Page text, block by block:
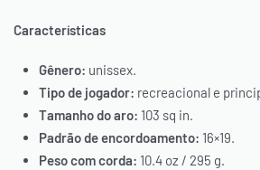
Características
Gênero: unissex.
Tipo de jogador: recreacional e
Tamanho do aro: 103 sq in.
Padrão de encordoamento: 16×19.
Peso com corda: 10.4 oz / 295 g.